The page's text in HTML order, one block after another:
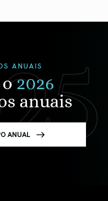
ANUAIS
o2026
anuais
ANUAL